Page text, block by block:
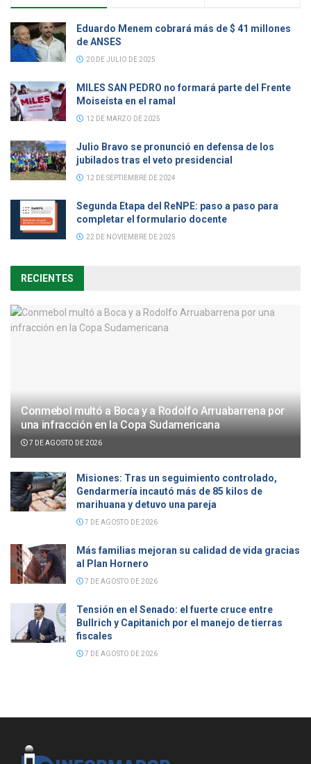
Eduardo Menem cobrará más de $ 41 millones
de ANSES
20 DE JULIO DE 2025
MILES SAN PEDRO no formará parte del Frente
Moiseísta en el ramal
12 DE MARZO DE 2025
Julio Bravo se pronunció en defensa de los
jubilados tras el veto presidencial
12 DE SEPTIEMBRE DE 2024
Segunda Etapa del ReNPE: paso a paso para
completar el formulario docente
22 DE NOVIEMBRE DE 2025
RECIENTES
Conmebol multó a Boca y a Rodolfo Arruabarrena por
una infracción en la Copa Sudamericana
7 DE AGOSTO DE 2026
Misiones: Tras un seguimiento controlado,
Gendarmería incautó más de 85 kilos de
marihuana y detuvo una pareja
7 DE AGOSTO DE 2026
Más familias mejoran su calidad de vida gracias
al Plan Hornero
7 DE AGOSTO DE 2026
Tensión en el Senado: el fuerte cruce entre
Bullrich y Capitanich por el manejo de tierras
fiscales
7 DE AGOSTO DE 2026